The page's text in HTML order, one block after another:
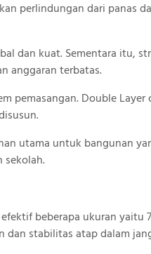
perlindungan dari panas
dan kuat. Sementara itu,
anggaran terbatas.
pemasangan. Double Layer
utama untuk bangunan
sekolah.
beberapa ukuran yaitu
dan stabilitas atap dalam